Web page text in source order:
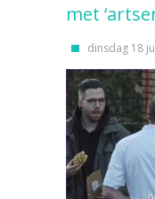
met
dinsdag 18